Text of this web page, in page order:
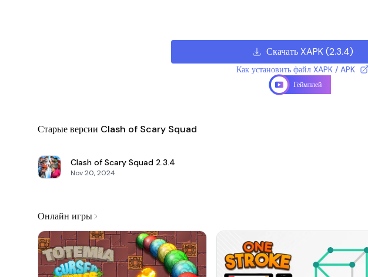
Скачать XAPK(2.3.4)
Как установить файл XAPK / APK
Геймплей
Старые версии Clash of Scary Squad
Clash of Scary Squad 2.3.4
Nov 20, 2024
Онлайн игры